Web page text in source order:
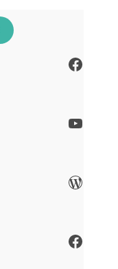
Facebook
YouTube
WordPress
Facebook